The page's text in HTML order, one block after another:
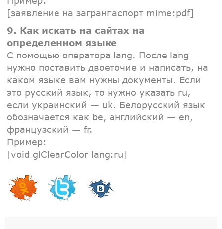
[заявление на загранпаспорт mime:pdf]
9. Как искать на сайтах на
определенном языке
С помощью оператора lang. После lang
нужно поставить двоеточие и написать, на
каком языке вам нужны документы. Если
это русский язык, то нужно указать ru,
если украинский — uk. Белорусский язык
обозначается как be, английский — en,
французский — fr.
Пример:
[void glClearColor lang:ru]